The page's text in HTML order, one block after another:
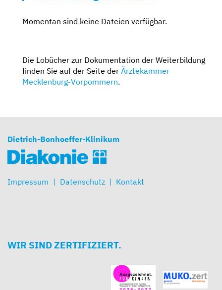
Momentan sind keine Dateien verfügbar.
Die Lobücher zur Dokumentation der Weiterbildung
finden Sie auf der Seite der Ärztekammer
Mecklenburg-Vorpommern.
Dietrich-Bonhoeffer-Klinikum
Impressum Datenschutz Kontakt
WIR SIND ZERTIFIZIERT.